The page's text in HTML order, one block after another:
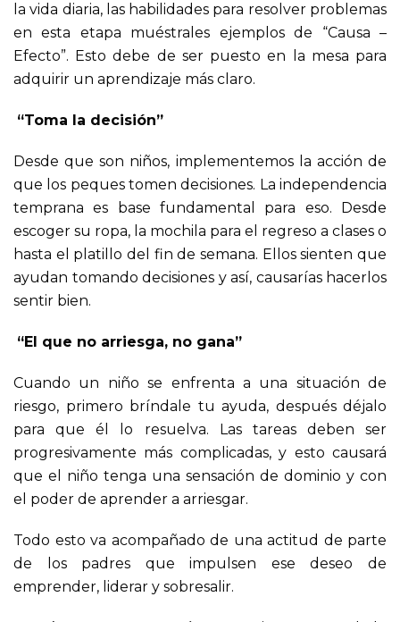
la vida diaria, las habilidades para resolver problemas
en esta etapa muéstrales ejemplos de “Causa –
Efecto”. Esto debe de ser puesto en la mesa para
adquirir un aprendizaje más claro.
“Toma la decisión”
Desde que son niños, implementemos la acción de
que los peques tomen decisiones. La independencia
temprana es base fundamental para eso. Desde
escoger su ropa, la mochila para el regreso a clases o
hasta el platillo del fin de semana. Ellos sienten que
ayudan tomando decisiones y así, causarías hacerlos
sentir bien.
“El que no arriesga, no gana”
Cuando un niño se enfrenta a una situación de
riesgo, primero bríndale tu ayuda, después déjalo
para que él lo resuelva. Las tareas deben ser
progresivamente más complicadas, y esto causará
que el niño tenga una sensación de dominio y con
el poder de aprender a arriesgar.
Todo esto va acompañado de una actitud de parte
de los padres que impulsen ese deseo de
emprender, liderar y sobresalir.